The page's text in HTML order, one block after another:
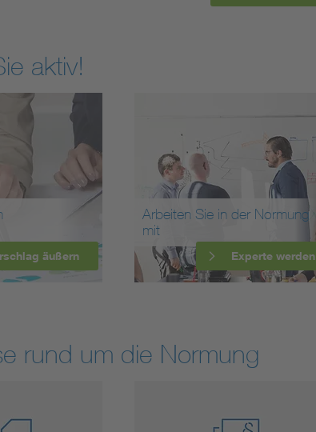
aktiv!
äußern
Arbeiten Sie in der Normung
mit
Experte werden
rund um die Normung